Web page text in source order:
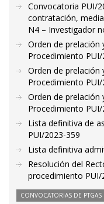
Convocatoria PUI/
contratación,
N4 – Investigador
Orden de prelación
Procedimiento
Orden de prelación
Procedimiento
Orden de prelación
Procedimiento
Lista definitiva de
PUI/2023-359
Lista definitiva
Resolución del
procedimiento PUI/
CONVOCATORIAS DE PTGAS